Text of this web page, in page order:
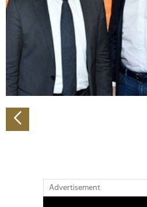
Abschnitt Einzelheitenfest.
Wir verwenden Cookies, um
personalisieren, Funktionen für
zu können und die Zugriffe auf
analysieren. Außerdem geben
Verwendung unserer Website
Partner führen diese
weiteren Daten zusammen, die
Advertisement